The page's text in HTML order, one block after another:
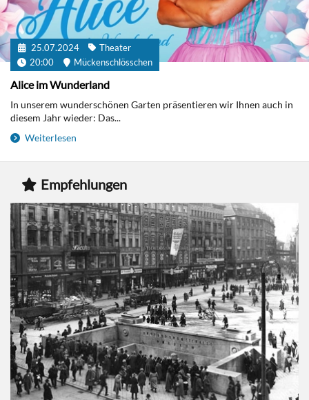
25.07.2024
Theater
20:00
Mückenschlösschen
Alice im Wunderland
In unserem wunderschönen Garten präsentieren wir Ihnen auch in
diesem Jahr wieder: Das...
Weiterlesen
Empfehlungen